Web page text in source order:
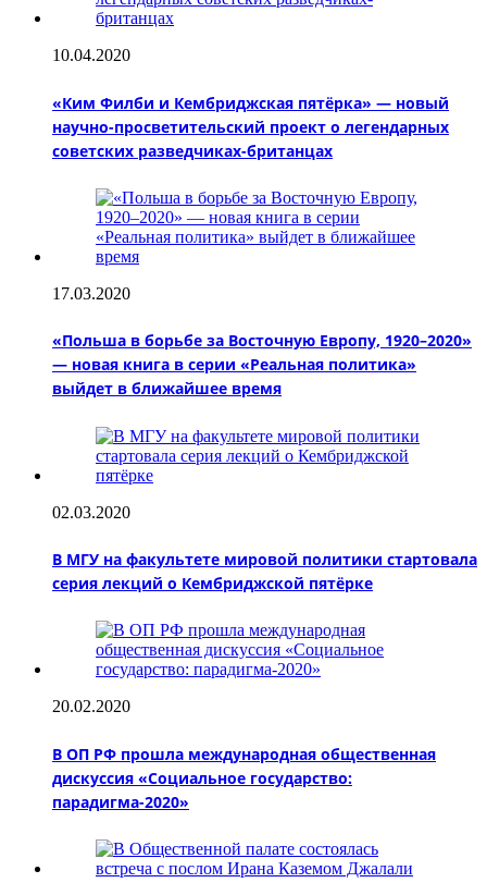
10.04.2020
«Ким Филби и Кембриджская пятёрка» — новый
научно-просветительский проект о легендарных
советских разведчиках-британцах
17.03.2020
«Польша в борьбе за Восточную Европу, 1920–2020»
— новая книга в серии «Реальная политика»
выйдет в ближайшее время
02.03.2020
В МГУ на факультете мировой политики стартовала
серия лекций о Кембриджской пятёрке
20.02.2020
В ОП РФ прошла международная общественная
дискуссия «Социальное государство:
парадигма-2020»